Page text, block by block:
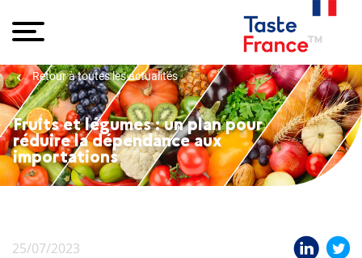
Retour à toutes les actualités
Fruits et légumes : un plan pour
réduire la dépendance aux
importations
25/07/2023